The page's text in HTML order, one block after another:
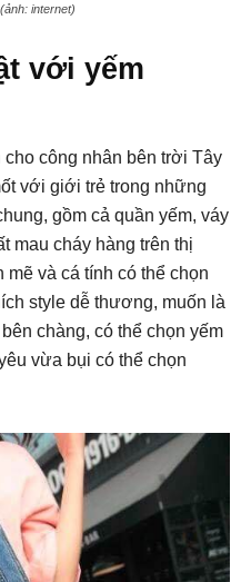
internet)
với yếm
công nhân bên trời Tây
với giới trẻ trong những
gồm cả quần yếm, váy
mau cháy hàng trên thị
và cá tính có thể chọn
style dễ thương, muốn là
chàng, có thể chọn yếm
vừa bụi có thể chọn